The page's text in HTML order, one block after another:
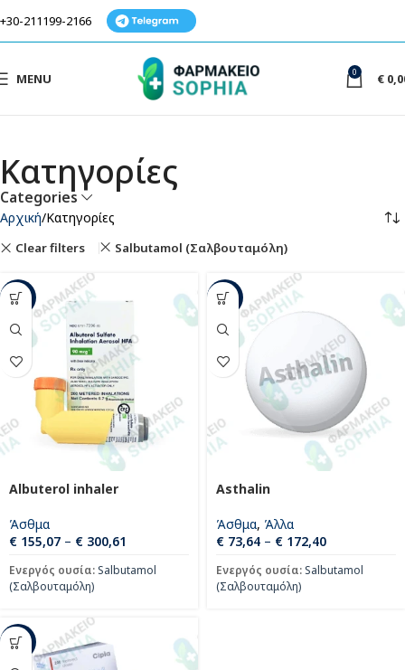
+30-211199-2166
MENU 0 €
Κατηγορίες
Categories
Αρχική Κατηγορίες
Clear filters Salbutamol (Σαλβουταμόλη)
-3%
Albuterol inhaler
Άσθμα
€ 155,07 – € 300,61
Ενεργός ουσία: Salbutamol
(Σαλβουταμόλη)
-42%
Asthalin
Άσθμα, Άλλα
€ 73,64 – € 172,40
Ενεργός ουσία: Salbutamol
(Σαλβουταμόλη)
-57%